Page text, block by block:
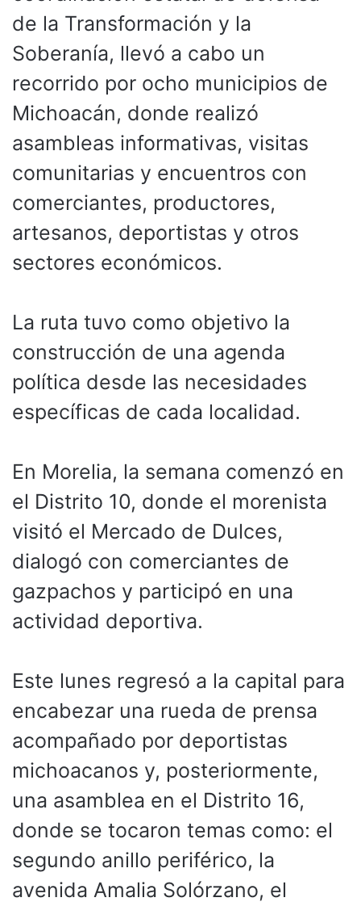
de la Transformación y la
Soberanía, llevó a cabo un
recorrido por ocho municipios de
Michoacán, donde realizó
asambleas informativas, visitas
comunitarias y encuentros con
comerciantes, productores,
artesanos, deportistas y otros
sectores económicos.
La ruta tuvo como objetivo la
construcción de una agenda
política desde las necesidades
específicas de cada localidad.
En Morelia, la semana comenzó en
el Distrito 10, donde el morenista
visitó el Mercado de Dulces,
dialogó con comerciantes de
gazpachos y participó en una
actividad deportiva.
Este lunes regresó a la capital para
encabezar una rueda de prensa
acompañado por deportistas
michoacanos y, posteriormente,
una asamblea en el Distrito 16,
donde se tocaron temas como: el
segundo anillo periférico, la
avenida Amalia Solórzano, el